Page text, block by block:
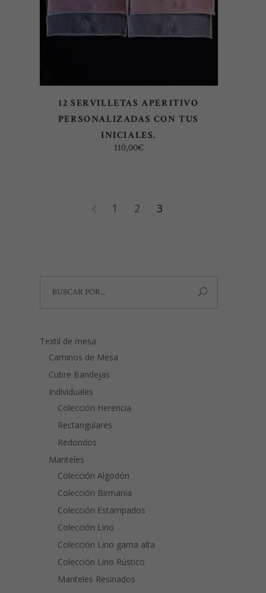
12 SERVILLETAS APERITIVO
PERSONALIZADAS CON TUS
INICIALES.
110,00€
1 2 3
Textil de mesa
Caminos de Mesa
Cubre Bandejas
Individuales
Colección Herencia
Rectangulares
Redondos
Manteles
Colección Algodón
Colección Birmania
Colección Estampados
Colección Lino
Colección Lino gama alta
Colección Lino Rústico
Manteles Resinados